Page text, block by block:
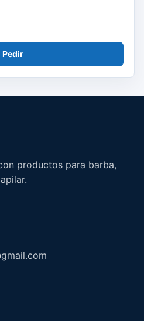
Pedir
productos para barba,